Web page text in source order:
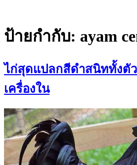
ป้ายกำกับ: ayam
ไก่สุดแปลกสีดำสนิททั้งตั
เครื่องใน